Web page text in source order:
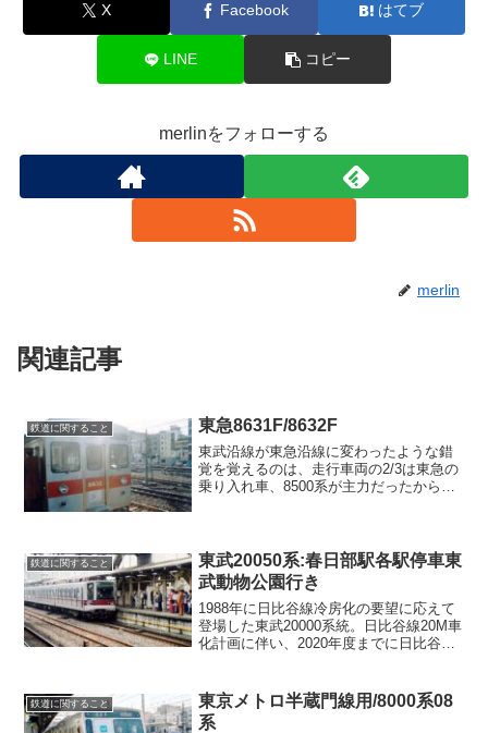
X Facebook はてブ
LINE コピー
merlinをフォローする
merlin
関連記事
鉄道に関すること 東急8631F/8632F
東武沿線が東急沿線に変わったような錯
覚を覚えるのは、走行車両の2/3は東急の
乗り入れ車、8500系が主力だったからだ
鉄道に関すること
東武20050系:春日部駅各駅停車東
武動物公園行き
1988年に日比谷線冷房化の要望に応えて
登場した東武20000系統。日比谷線20M車
化計画に伴い、2020年度までに日比谷線
カル運用されている。
鉄道に関すること
東京メトロ半蔵門線用/8000系08
系